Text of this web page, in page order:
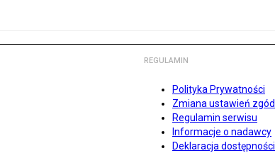
REGULAMIN
Polityka Prywatności
Zmiana ustawień zgód
Regulamin serwisu
Informacje o nadawcy
Deklaracja dostępności